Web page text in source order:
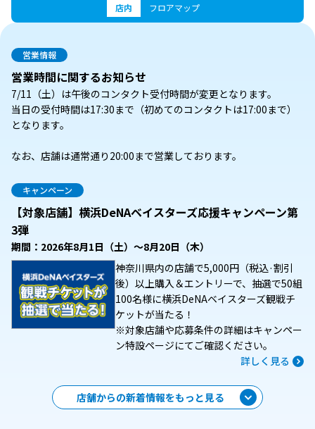
店内 フロアマップ
営業情報
営業時間に関するお知らせ
7/11（土）は午後のコンタクト受付時間が変更となります。
当日の受付時間は17:30まで（初めてのコンタクトは17:00まで）
となります。
なお、店舗は通常通り20:00まで営業しております。
キャンペーン
【対象店舗】横浜DeNAベイスターズ応援キャンペーン第
3弾
期間：2026年8月1日（土）～8月20日（木）
神奈川県内の店舗で5,000円（税込·割引
後）以上購入＆エントリーで、抽選で50組
100名様に横浜DeNAベイスターズ観戦チ
ケットが当たる！
※対象店舗や応募条件の詳細はキャンペー
ン特設ページにてご確認ください。
詳しく見る
店舗からの新着情報をもっと見る